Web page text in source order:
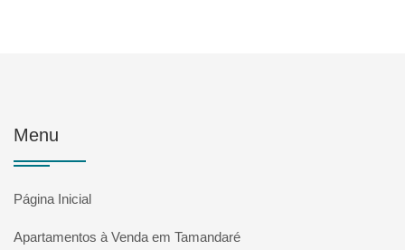
Menu
Página Inicial
Apartamentos à Venda em Tamandaré